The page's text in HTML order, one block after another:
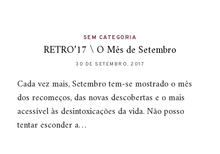
SEM CATEGORIA
RETRO’17 \ O Mês de Setembro
30 DE SETEMBRO, 2017
Cada vez mais, Setembro tem-se mostrado o mês
dos recomeços, das novas descobertas e o mais
acessível às desintoxicações da vida. Não posso
tentar esconder a…